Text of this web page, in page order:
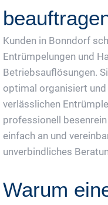
Kunden in Bonndorf
Entrümpelungen und
Betriebsauflösungen.
optimal organisiert und
verlässlichen
professionell
einfach an und
unverbindliches
Warum